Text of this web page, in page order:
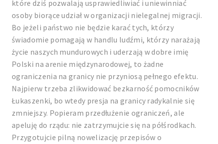
które dziś pozwalają usprawiedliwiać i uniewinniać
osoby biorące udział w organizacji nielegalnej migracji.
Bo jeżeli państwo nie będzie karać tych, którzy
świadomie pomagają w handlu ludźmi, którzy narażają
życie naszych mundurowych i uderzają w dobre imię
Polski na arenie międzynarodowej, to żadne
ograniczenia na granicy nie przyniosą pełnego efektu.
Najpierw trzeba zlikwidować bezkarność pomocników
Łukaszenki, bo wtedy presja na granicy radykalnie się
zmniejszy. Popieram przedłużenie ograniczeń, ale
apeluję do rządu: nie zatrzymujcie się na półśrodkach.
Przygotujcie pilną nowelizację przepisów o